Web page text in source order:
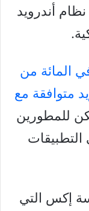
أندرويد
الشركة الفنلندية أن 75 في المائة من
متوافقة مع
للمطورين
إكس التي